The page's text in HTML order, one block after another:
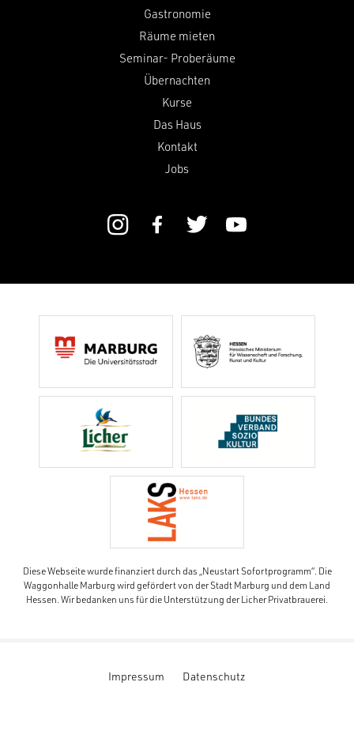
Gastronomie
Räume mieten
Seminar- Proberäume
Übernachten
Kurse
Das Haus
Kontakt
Jobs
Diese Webseite wurde finanziert durch das „Neustart Sofortprogramm“. Die
Waggonhalle Marburg wird gefördert von der Stadt Marburg und dem Land
Hessen. Wir bedanken uns für die Unterstützung der Licher Privatbrauerei.
Impressum Datenschutz